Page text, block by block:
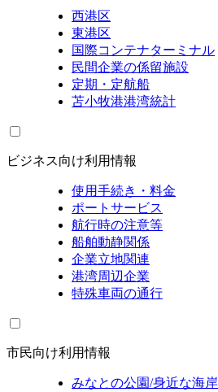
西港区
東港区
国際コンテナターミナル
民間企業の係留施設
定期・定航船
苫小牧港港湾統計
ビジネス向け利用情報
使用手続き・料金
ポートサービス
航行時の注意等
船舶動静関係
企業立地関連
港湾周辺企業
特殊車両の通行
市民向け利用情報
みなとの公園/身近な海岸